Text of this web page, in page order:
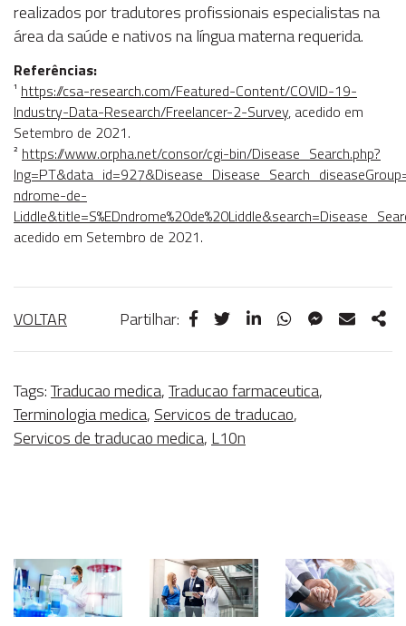
realizados por tradutores profissionais especialistas na
área da saúde e nativos na língua materna requerida.
Referências:
¹ https://csa-research.com/Featured-Content/COVID-19-
Industry-Data-Research/Freelancer-2-Survey, acedido em
Setembro de 2021.
² https://www.orpha.net/consor/cgi-bin/Disease_Search.php?
ndrome-de-
acedido em Setembro de 2021.
VOLTAR Partilhar:
Tags:Traducao medica,Traducao farmaceutica,
Terminologia medica, Servicos de traducao,
Servicos de traducao medica, L10n